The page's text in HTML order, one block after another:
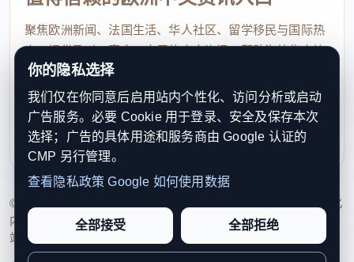
聚焦欧洲新闻、法国生活、华人社区、留学移民与国际热
点，提供及时、真实、实用的中文资讯，帮助海外华人快
速了解欧洲动态。
contact@xinouzhou.com
服务支持、版权与合作：工作日优先处理站务、投稿与权
利通知
© 2026 新欧洲·欧洲头条. All Rights Reserved. 本网站持续优化
内容透明度、联系方式与用户权利说明，以提升品牌信任感和
站点完整度。
你的隐私选择
我们仅在你同意后启用站内个性化、访问分析或启动
广告服务。必要 Cookie 用于登录、安全及保存本次
选择；广告的具体用途和服务商由 Google 认证的
CMP 另行管理。
查看隐私政策 Google 如何使用数据
全部接受 全部拒绝